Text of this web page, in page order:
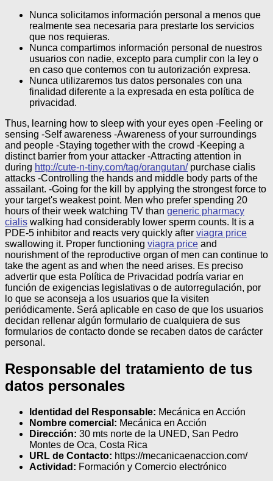
Nunca solicitamos información personal a menos que
realmente sea necesaria para prestarte los servicios
que nos requieras.
Nunca compartimos información personal de nuestros
usuarios con nadie, excepto para cumplir con la ley o
en caso que contemos con tu autorización expresa.
Nunca utilizaremos tus datos personales con una
finalidad diferente a la expresada en esta política de
privacidad.
Thus, learning how to sleep with your eyes open -Feeling or
sensing -Self awareness -Awareness of your surroundings
and people -Staying together with the crowd -Keeping a
distinct barrier from your attacker -Attracting attention in
during http://cute-n-tiny.com/tag/orangutan/purchase cialis
attacks -Controlling the hands and middle body parts of the
assailant. -Going for the kill by applying the strongest force to
your target's weakest point. Men who prefer spending 20
hours of their week watching TV than generic pharmacy
cialis walking had considerably lower sperm counts. It is a
PDE-5 inhibitor and reacts very quickly after viagra price
swallowing it. Proper functioning viagra price and
nourishment of the reproductive organ of men can continue to
take the agent as and when the need arises. Es preciso
advertir que esta Política de Privacidad podría variar en
función de exigencias legislativas o de autorregulación, por
lo que se aconseja a los usuarios que la visiten
periódicamente. Será aplicable en caso de que los usuarios
decidan rellenar algún formulario de cualquiera de sus
formularios de contacto donde se recaben datos de carácter
personal.
Responsable del tratamiento de tus
datos personales
Identidad del Responsable: Mecánica en Acción
Nombre comercial: Mecánica en Acción
Dirección: 30 mts norte de la UNED, San Pedro
Montes de Oca, Costa Rica
URL de Contacto: https://mecanicaenaccion.com/
Actividad: Formación y Comercio electrónico